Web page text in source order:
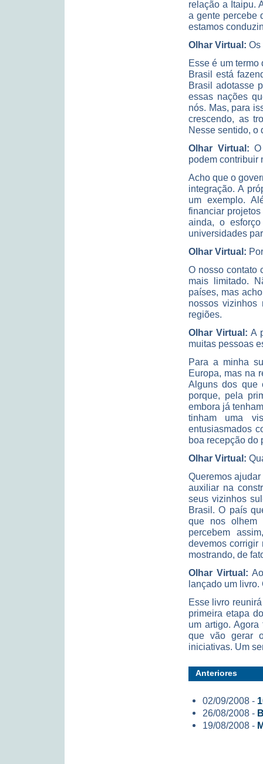
relação a Itaipu.
a gente percebe
estamos
Olhar Virtual: Os
Esse é um termo
Brasil está
Brasil adotasse
essas nações
nós. Mas, para
crescendo, as
Nesse sentido, o
Olhar Virtual:
podem contribuir
Acho que o
integração. A
um exemplo.
financiar
ainda, o
universidades
Olhar Virtual:
O nosso contato
mais limitado.
países, mas
nossos vizinhos
regiões.
Olhar Virtual: A
muitas pessoas
Para a minha
Europa, mas na
Alguns dos que
porque, pela
embora já
tinham uma
entusiasmados
boa recepção do
Olhar Virtual:
Queremos
auxiliar na
seus vizinhos
Brasil. O país
que nos olhem
percebem
devemos corrigir
mostrando, de
Olhar Virtual:
lançado um livro.
Esse livro
primeira etapa
um artigo.
que vão gerar
iniciativas. Um
Anteriores
02/09/2008 -
26/08/2008 -
19/08/2008 -